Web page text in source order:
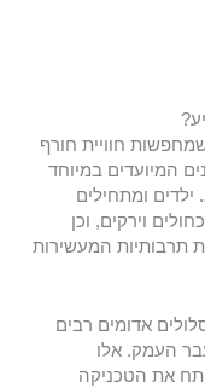
חוויית חורף
המיועדים במיוחד
ומתחילים
וירקים, וכן
תרבותיות המעשירות
אדומים רבים
העמק. אלו
את הטכניקה